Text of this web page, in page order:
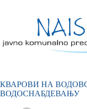
КВАРОВИ НА
ВОДОСНАБДЕВАЊУ